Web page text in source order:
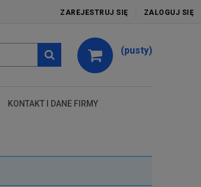
ZAREJESTRUJ SIĘ ZALOGUJ SIĘ
(pusty)
KONTAKT I DANE FIRMY